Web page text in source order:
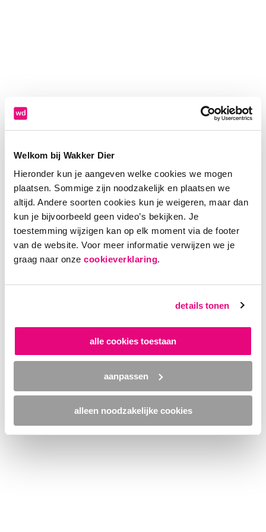
Welkom bij Wakker Dier
Hieronder kun je aangeven welke cookies we mogen
plaatsen. Sommige zijn noodzakelijk en plaatsen we
altijd. Andere soorten cookies kun je weigeren, maar dan
kun je bijvoorbeeld geen video’s bekijken. Je
toestemming wijzigen kan op elk moment via de footer
van de website. Voor meer informatie verwijzen we je
graag naar onze cookieverklaring.
details tonen
alle cookies toestaan
aanpassen
alleen noodzakelijke cookies
Application error: a client-side exception has occurred (see the